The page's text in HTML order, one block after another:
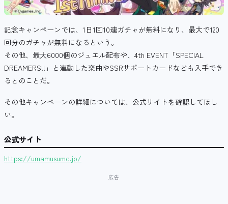
記念キャンペーンでは、1日1回10連ガチャが無料になり、 最大で120
回分のガチャが無料になるという。
その他、最大6000個のジュエル配布や、4th EVENT「SPECIAL
DREAMERS!!」と連動した楽曲やSSRサポートカードなども入手でき
るとのことだ。
その他キャンペーンの詳細については、公式サイトを確認してほし
い。
公式サイト
https://umamusume.jp/